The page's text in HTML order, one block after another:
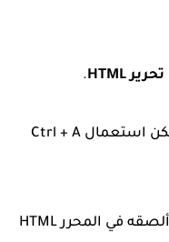
تحرير HTML .
4- امسح الكود القديم بالكامل. ويمكن استعمال Ctrl + A
5- انسخ كود قالب التنظيف أعلاه وألصقه في المحرر HTML